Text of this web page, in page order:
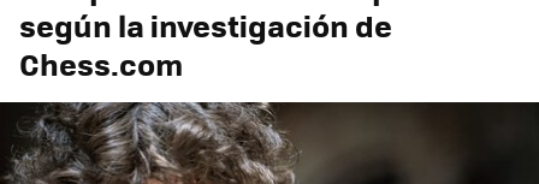
según la investigación de
Chess.com